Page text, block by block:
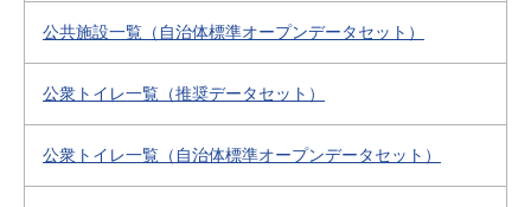
公共施設一覧（自治体標準オープンデータセット）
公衆トイレ一覧（推奨データセット）
公衆トイレ一覧（自治体標準オープンデータセット）